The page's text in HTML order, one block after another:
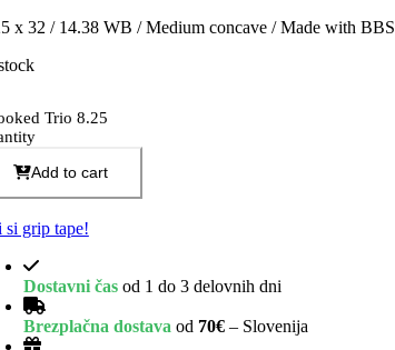
x 32 / 14.38 WB / Medium concave / Made with BBS
Trio 8.25
Add to cart
si grip tape!
Dostavni čas od 1 do 3 delovnih dni
Brezplačna dostava od 70€ – Slovenija